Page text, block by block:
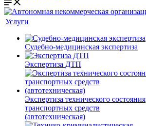
Услуги
Судебно-медицинская экспертиза
Экспертиза ДТП
Экспертиза технического состояния
транспортных средств
(автотехническая)